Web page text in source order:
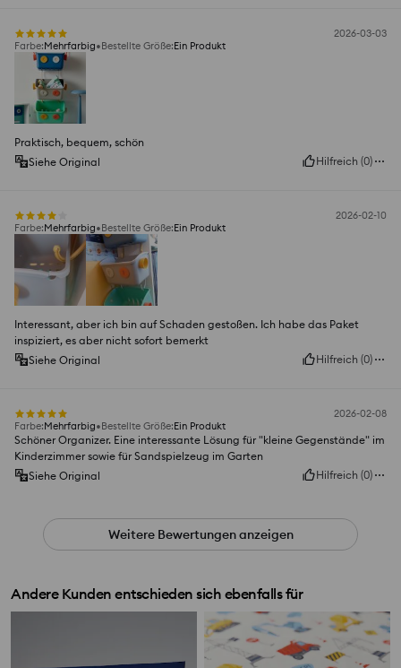
2026-03-03
Farbe:Mehrfarbig Bestellte Größe:Ein Produkt
Praktisch, bequem, schön
Siehe Original
Hilfreich (0)
2026-02-10
Farbe:Mehrfarbig Bestellte Größe:Ein Produkt
Interessant, aber ich bin auf Schaden gestoßen. Ich habe das Paket
inspiziert, es aber nicht sofort bemerkt
Siehe Original
Hilfreich (0)
2026-02-08
Farbe:Mehrfarbig Bestellte Größe:Ein Produkt
Schöner Organizer. Eine interessante Lösung für "kleine Gegenstände" im
Kinderzimmer sowie für Sandspielzeug im Garten
Siehe Original
Hilfreich (0)
Weitere Bewertungen anzeigen
Andere Kunden entschieden sich ebenfalls für